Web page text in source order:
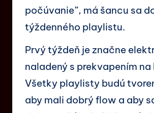
počúvanie”, má šancu sa
týždenného playlistu.
Prvý týždeň je značne
naladený s prekvapením na
Všetky playlisty budú
aby mali dobrý flow a aby